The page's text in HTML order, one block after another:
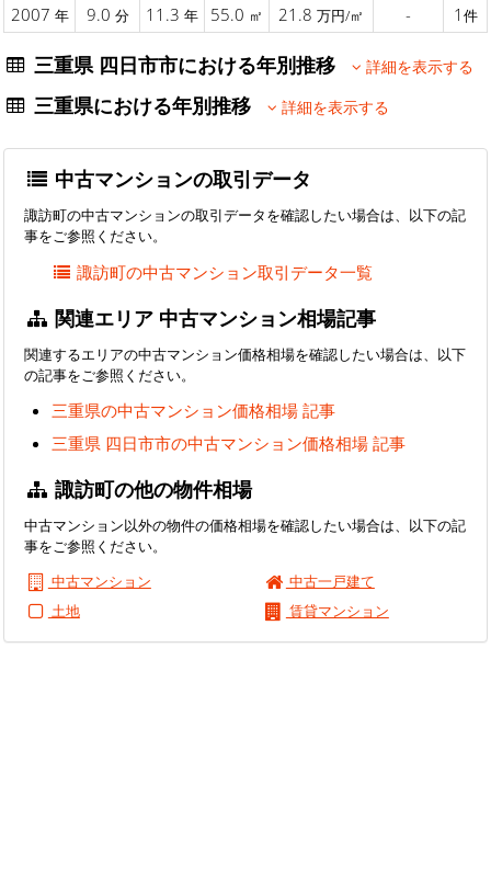
2007 年 9.0 分 11.3 年 55.0 ㎡ 21.8 万円/㎡ - 1 件
三重県 四日市市における年別推移 詳細を表示する
三重県における年別推移 詳細を表示する
中古マンションの取引データ
諏訪町の中古マンションの取引データを確認したい場合は、以下の記
事をご参照ください。
諏訪町の中古マンション取引データ一覧
関連エリア 中古マンション相場記事
関連するエリアの中古マンション価格相場を確認したい場合は、以下
の記事をご参照ください。
三重県の中古マンション価格相場 記事
三重県 四日市市の中古マンション価格相場 記事
諏訪町の他の物件相場
中古マンション以外の物件の価格相場を確認したい場合は、以下の記
事をご参照ください。
中古マンション
中古一戸建て
土地
賃貸マンション